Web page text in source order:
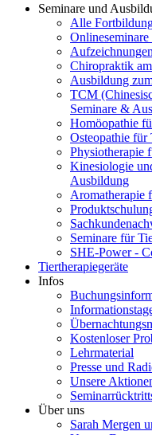
Seminare und
Alle
Chiropraktik
Ausbildung
TCM
Seminare &
Homöopathie
Osteopathie
Physiotherapie
Kinesiologie
Ausbildung
Aromatherapie
Seminare für
SHE-Power -
Tiertherapiegeräte
Infos
Kostenloser
Lehrmaterial
Presse und
Unsere
Über uns
Sarah Mergen